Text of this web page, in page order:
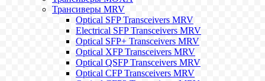
Трансиверы MRV
Optical SFP Transceivers MRV
Electrical SFP Transceivers MRV
Optical SFP+ Transceivers MRV
Optical XFP Transceivers MRV
Optical QSFP Transceivers MRV
Optical CFP Transceivers MRV